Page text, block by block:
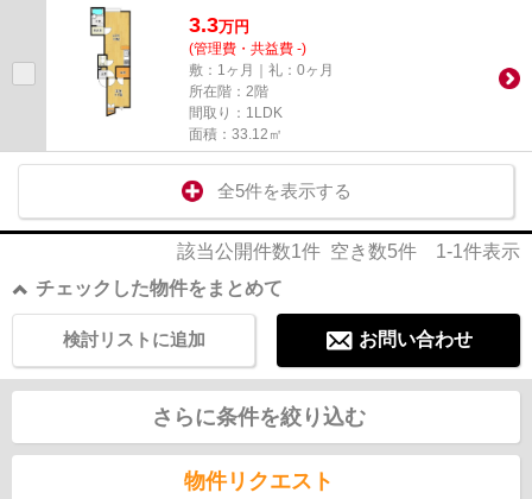
3.3万円
(管理費・共益費 -)
敷：1ヶ月｜礼：0ヶ月
所在階：2階
間取り：1LDK
面積：33.12㎡
全5件を表示する
該当公開件数1件 空き数5件 1-1件表示
チェックした物件をまとめて
お問い合わせ
検討リストに追加
さらに条件を絞り込む
物件リクエスト